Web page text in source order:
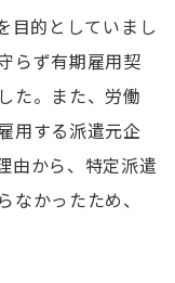
目的としていまし
らず有期雇用契
た。また、労働
用する派遣元企
由から、特定派遣
なかったため、